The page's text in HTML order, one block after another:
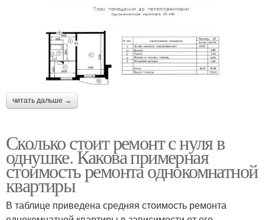
читать дальше →
Сколько стоит ремонт с нуля в
однушке. Какова примерная
стоимость ремонта однокомнатной
квартиры
В таблице приведена средняя стоимость ремонта